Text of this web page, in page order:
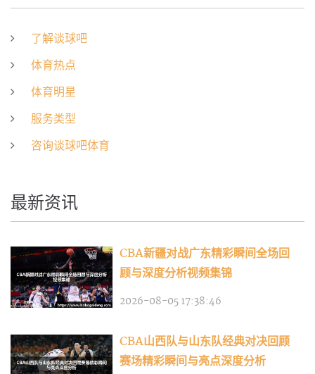
了解谈球吧
体育热点
体育明星
服务类型
咨询谈球吧体育
最新资讯
CBA新疆对战广东精彩瞬间全场回
顾与深度分析视频集锦
2026-08-05 17:38:46
CBA山西队与山东队经典对决回顾
赛场精彩瞬间与亮点深度分析